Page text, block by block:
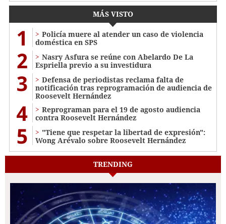
MÁS VISTO
1
Policía muere al atender un caso de violencia
doméstica en SPS
2
Nasry Asfura se reúne con Abelardo De La
Espriella previo a su investidura
3
Defensa de periodistas reclama falta de
notificación tras reprogramación de audiencia de
Roosevelt Hernández
4
Reprograman para el 19 de agosto audiencia
contra Roosevelt Hernández
5
"Tiene que respetar la libertad de expresión":
Wong Arévalo sobre Roosevelt Hernández
TRENDING